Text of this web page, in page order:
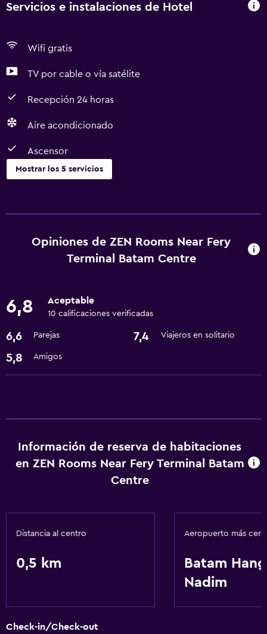
Servicios e instalaciones de Hotel
Wifi gratis
TV por cable o vía satélite
Recepción 24 horas
Aire acondicionado
Ascensor
Mostrar los 5 servicios
Wifi gratis
Aire acondicionado
Ascensor
Servicios y facilidades
Opiniones de ZEN Rooms Near Fery
Terminal Batam Centre
6,8 Aceptable
10 calificaciones verificadas
6,6 Parejas 7,4 Viajeros en solitario
5,8 Amigos
Información de reserva de habitaciones
en ZEN Rooms Near Fery Terminal Batam
Centre
Distancia al centro
0,5 km
Aeropuerto más
Batam Hang
Nadim
Check-in/Check-out